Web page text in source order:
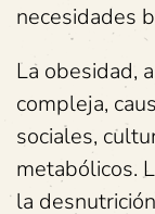
necesidades
La obesidad,
compleja,
sociales,
metabólicos.
la